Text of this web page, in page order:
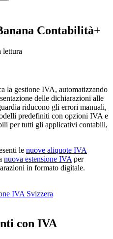
Contabilità+
lettura
la gestione IVA, automatizzando
delle dichiarazioni alle
riducono gli errori manuali,
predefiniti con opzioni IVA e
per tutti gli applicativi contabili,
le nuove aliquote IVA
nuova estensione IVA per
in formato digitale.
IVA Svizzera
con IVA